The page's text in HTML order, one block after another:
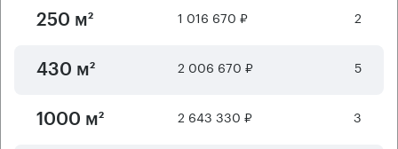
250 м² 1 016 670 ₽ 2
430 м² 2 006 670 ₽ 5
1000 м² 2 643 330 ₽ 3